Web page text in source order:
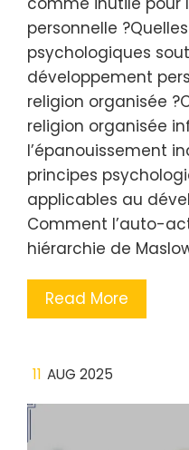
personnelle
psychologiques
développement
religion organisée
religion organisée
l’épanouissement
principes
applicables au
Comment l’auto-
hiérarchie de
Read More
11 AUG 2025